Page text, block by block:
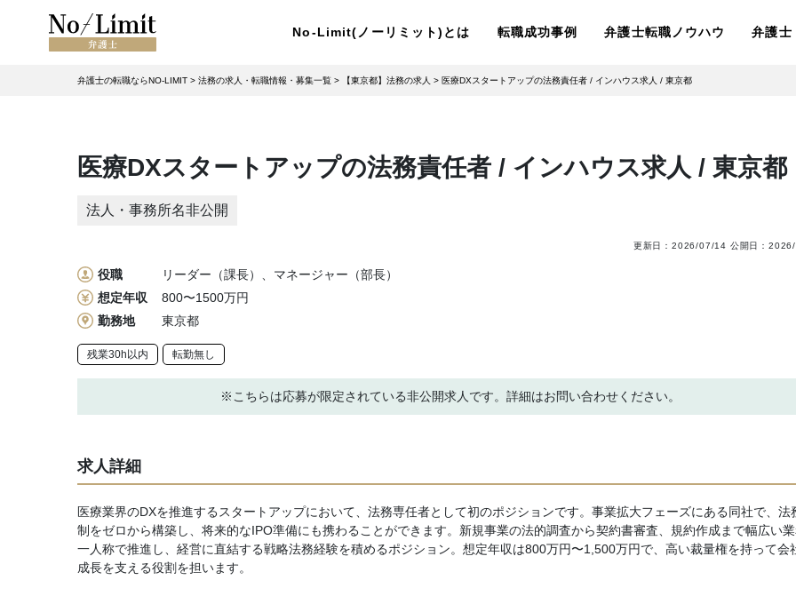
No-Limit(ノーリミット)とは 転職成功事例 弁護士転職ノウハウ 弁護士
弁護士の転職ならNO-LIMIT > 法務の求人・転職情報・募集一覧 > 【東京都】法務の求人 > 医療DXスタートアップの法務責任者 / インハウス求人 / 東京都
医療DXスタートアップの法務責任者 / インハウス求人 / 東京都
法人・事務所名非公開
更新日： 2026/07/14 公開日：
役職
リーダー（課長）、マネージャー（部長）
想定年収
800〜1500万円
勤務地
東京都
残業30h以内 転勤無し
※こちらは応募が限定されている非公開求人です。詳細はお問い合わせください。
求人詳細
医療業界のDXを推進するスタートアップにおいて、法務専任者として初のポジションです。事業拡大フェーズにある同社で、法
制をゼロから構築し、将来的なIPO準備にも携わることができます。新規事業の法的調査から契約書審査、規約作成まで幅広い
一人称で推進し、経営に直結する戦略法務経験を積めるポジション。想定年収は800万円〜1,500万円で、高い裁量権を持って会
成長を支える役割を担います。